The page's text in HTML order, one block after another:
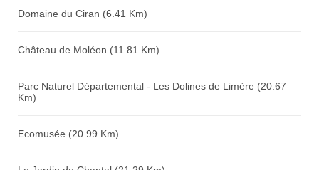
Domaine du Ciran (6.41 Km)
Château de Moléon (11.81 Km)
Parc Naturel Départemental - Les Dolines de Limère (20.67
Km)
Ecomusée (20.99 Km)